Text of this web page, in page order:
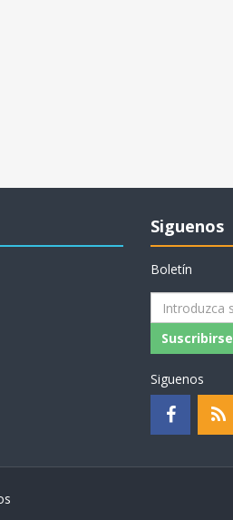
Siguenos
Boletín
Suscribirse
Siguenos